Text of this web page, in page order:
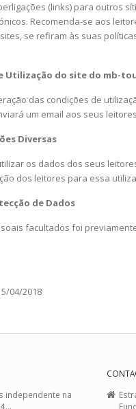
(links) para outros
Recomenda-se aos
se refiram às suas
Utilização do site do mb-
das condições de
um email aos seus
Diversas
os dados dos seus
dos leitores para essa
de Dados
facultados foi
04/2018
independente na